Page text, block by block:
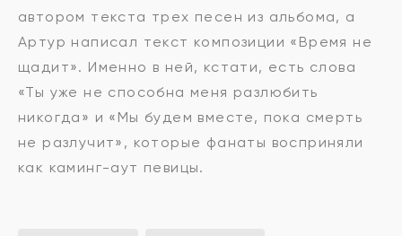
автором текста трех песен из альбома, а
Артур написал текст композиции «Время не
щадит». Именно в ней, кстати, есть слова
«Ты уже не способна меня разлюбить
никогда» и «Мы будем вместе, пока смерть
не разлучит», которые фанаты восприняли
как каминг-аут певицы.